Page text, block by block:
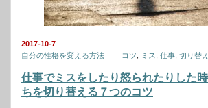
2017-10-7
自分の性格を変える方法
コツ ミス 仕事 切り替え
仕事でミスをしたり怒られたりした
ちを切り替える７つのコツ